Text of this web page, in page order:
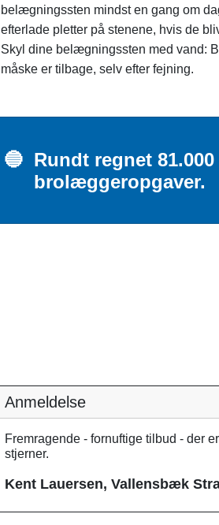
belægningssten mindst en gang om
efterlade pletter på stenene, hvis de
Skyl dine belægningssten med vand:
måske er tilbage, selv efter fejning.
🔵 Rundt regnet
brolæggeropgaver.
Anmeldelse
Fremragende - fornuftige tilbud - der
stjerner.
Kent Lauersen, Vallensbæk